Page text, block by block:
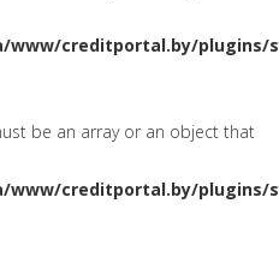
creditportal.by/plugins/
be an array or an object that
creditportal.by/plugins/